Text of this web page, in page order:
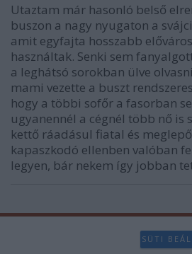
Utaztam már hasonló belső
buszon a nagy nyugaton a
amit egyfajta hosszabb
használtak. Senki sem
a leghátsó sorokban ülve
mami vezette a buszt
hogy a többi sofőr a fasorban se
ugyanennél a cégnél több nő is
kettő ráadásul fiatal és
kapaszkodó ellenben valóban
legyen, bár nekem így jobban
SÜTI